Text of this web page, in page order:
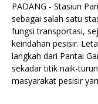
PADANG - Stasiun
sebagai salah satu
fungsi transportasi,
keindahan pesisir.
langkah dari Pantai
sekadar titik naik-
masyarakat pesisir